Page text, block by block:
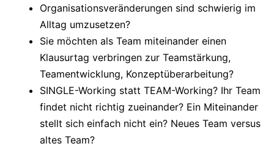
Organisationsveränderungen sind schwierig im
Alltag umzusetzen?
Sie möchten als Team miteinander einen
Klausurtag verbringen zur Teamstärkung,
Teamentwicklung, Konzeptüberarbeitung?
SINGLE-Working statt TEAM-Working? Ihr Team
findet nicht richtig zueinander? Ein Miteinander
stellt sich einfach nicht ein? Neues Team versus
altes Team?